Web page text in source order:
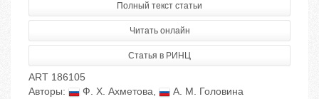
Полный текст статьи
Читать онлайн
Статья в РИНЦ
ART 186105
Авторы:
Ф. Х. Ахметова,
А. М. Головина